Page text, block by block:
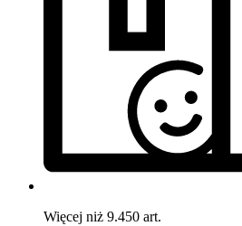
Więcej niż 9.450 art.